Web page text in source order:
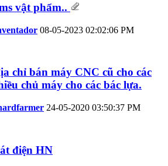
vật phẩm..
08-05-2023 02:02:06 PM
chỉ bán máy CNC cũ cho các
chủ máy cho các bác lựa.
24-05-2020 03:50:37 PM
điện HN